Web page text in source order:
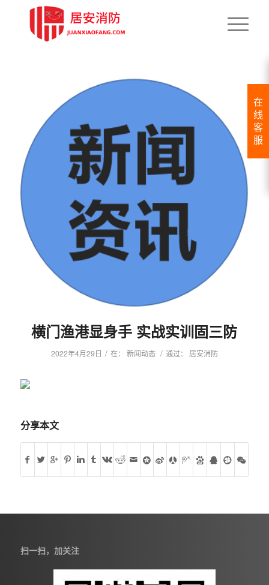
横门渔港显身手 实战实训固三防
2022年4月29日 / 在： 新闻动态 / 通过： 居安消防
分享本文
在
线
客
服
扫一扫，加关注